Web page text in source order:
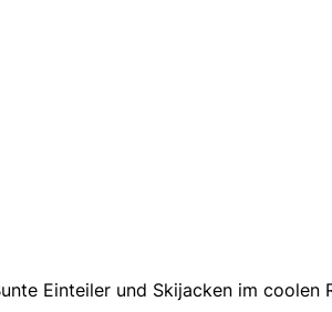
Einteiler und Skijacken im